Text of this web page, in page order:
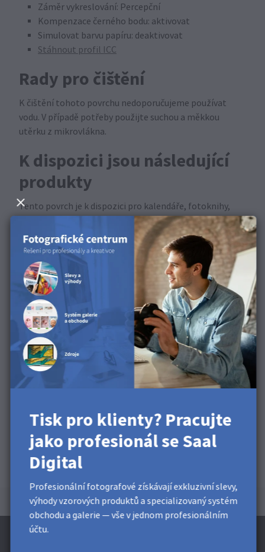
Záměr vykreslování: Percepční
Kompenzace černého bodu: aktivovat
Simulovat barvu papíru: deaktivovat
Stáhnout profil ICC
Rady pro čištění
K čištění tohoto povrchu nedoporučujeme používat
vodu. V případě potřeby použijte suchou a měkkou
utěrku z mikrovlákna.
K dispozici jsou následující
produkty
Tento povrch je k dispozici pro kalendáře, fotoknihy,
fototisky, sady fotografií, tiskové svazky.
Objevte tento povrch v
našem produktovém videu
Tisk pro klienty? Pracujte
jako profesionál se Saal
Digital
Profesionální fotografové získávají exkluzivní slevy,
výhody vzorových produktů a specializovaný systém
obchodu a galerie — vše v jednom profesionálním
účtu.